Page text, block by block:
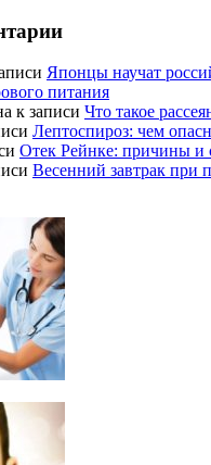
Японцы научат
питания
к записи Что такое
Лептоспироз: чем
Отек Рейнке: причины и
Весенний завтрак при